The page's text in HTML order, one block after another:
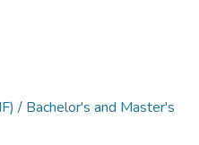
/ Bachelor's and Master's